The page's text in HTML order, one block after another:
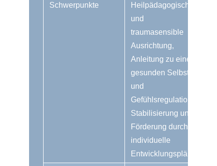
Schwerpunkte
Heilpädagogische
und
traumasensible
Ausrichtung,
Anleitung zu einer
gesunden Selbst-
und
Gefühlsregulation,
Stabilisierung und
Förderung durch
individuelle
Entwicklungspläne